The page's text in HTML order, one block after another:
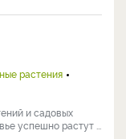
растения
и садовых
успешно растут ...